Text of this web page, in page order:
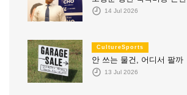
14 Jul 2026
CultureSports
안 쓰는 물건, 어디서 팔까
13 Jul 2026